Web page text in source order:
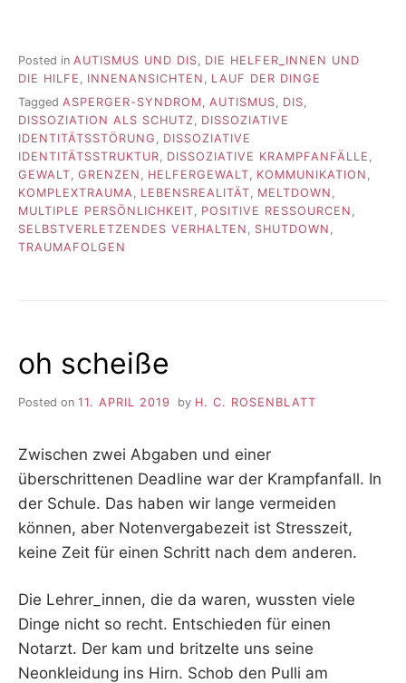
Posted in AUTISMUS UND DIS
DIE HELFER_INNEN UND
DIE HILFE
INNENANSICHTEN
LAUF DER DINGE
Tagged ASPERGER-SYNDROM, AUTISMUS, DIS,
DISSOZIATION ALS SCHUTZ, DISSOZIATIVE
IDENTITÄTSSTÖRUNG , DISSOZIATIVE
IDENTITÄTSSTRUKTUR, DISSOZIATIVE KRAMPFANFÄLLE ,
GEWALT, GRENZEN , HELFERGEWALT, KOMMUNIKATION ,
KOMPLEXTRAUMA, LEBENSREALITÄT, MELTDOWN ,
MULTIPLE PERSÖNLICHKEIT, POSITIVE RESSOURCEN ,
SELBSTVERLETZENDES VERHALTEN , SHUTDOWN ,
TRAUMAFOLGEN
oh scheiße
Posted on 11. APRIL 2019 by H. C. ROSENBLATT
Zwischen zwei Abgaben und einer
überschrittenen Deadline war der Krampfanfall. In
der Schule. Das haben wir lange vermeiden
können, aber Notenvergabezeit ist Stresszeit,
keine Zeit für einen Schritt nach dem anderen.
Die Lehrer_innen, die da waren, wussten viele
Dinge nicht so recht. Entschieden für einen
Notarzt. Der kam und britzelte uns seine
Neonkleidung ins Hirn. Schob den Pulli am